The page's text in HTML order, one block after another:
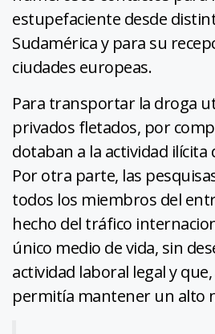
estupefaciente desde
Sudamérica y para su
ciudades europeas.
Para transportar la droga
privados fletados, por
dotaban a la actividad ilícita
Por otra parte, las
todos los miembros del
hecho del tráfico
único medio de vida, sin
actividad laboral legal y
permitía mantener un alto